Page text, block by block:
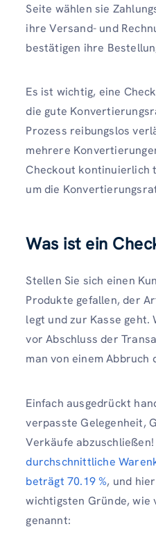
Seite wählen sie
ihre Versand- und
bestätigen ihre
Es ist wichtig, eine
die gute
Prozess reibungslos
mehrere
Checkout kontinuierlich
um die
Was ist ein
Stellen Sie sich einen
Produkte gefallen, der
legt und zur Kasse geht.
vor Abschluss der
man von einem Abbruch
Einfach ausgedrückt
verpasste Gelegenheit,
Verkäufe abzuschließen!
durchschnittliche
beträgt 70.19 %, und
wichtigsten Gründe, wie
genannt: